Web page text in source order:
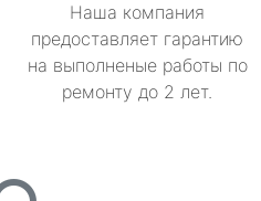
Наша компания
предоставляет гарантию
на выполненые работы по
ремонту до 2 лет.